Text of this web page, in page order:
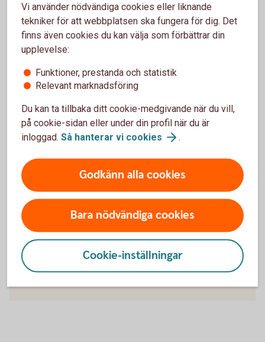
Säkerhet på internet
Mobilt BankID
Med Mobilt BankID får du tillgång till alla tjänster i
appen och internetbanken.
godkänna cookies för Funktioner, prestanda
och statistik.
Inställningar för cookies
Vi använder nödvändiga cookies eller liknande
tekniker för att webbplatsen ska fungera för dig. Det
finns även cookies du kan välja som förbättrar din
upplevelse:
Funktioner, prestanda och statistik
Relevant marknadsföring
Du kan ta tillbaka ditt cookie-medgivande när du vill,
på cookie-sidan eller under din profil när du är
inloggad. Så hanterar vi cookies .
Godkänn alla cookies
Bara nödvändiga cookies
Cookie-inställningar